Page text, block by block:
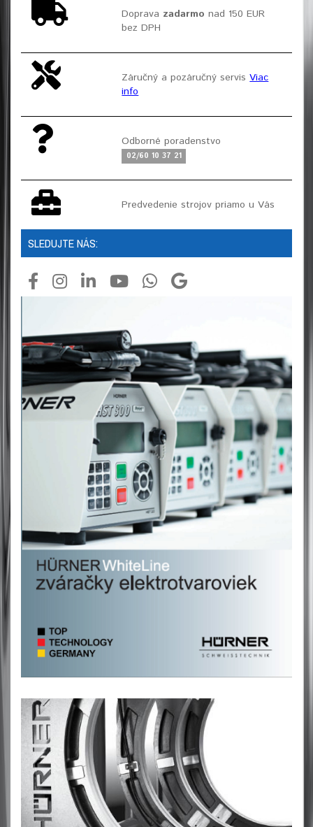
Doprava zadarmo nad 150 EUR
bez DPH
Záručný a pozáručný servisViac
info
Odborné poradenstvo
02/60 10 37 21
Predvedenie strojov priamo u Vás
SLEDUJTE NÁS: